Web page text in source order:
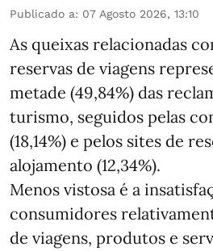
Publicado a: 07 Agosto 2026, 13:10
As queixas relacionadas
reservas de viagens
metade (49,84%) das
turismo, seguidos pelas
(18,14%) e pelos sites de
alojamento (12,34%).
Menos vistosa é a
consumidores
de viagens, produtos e